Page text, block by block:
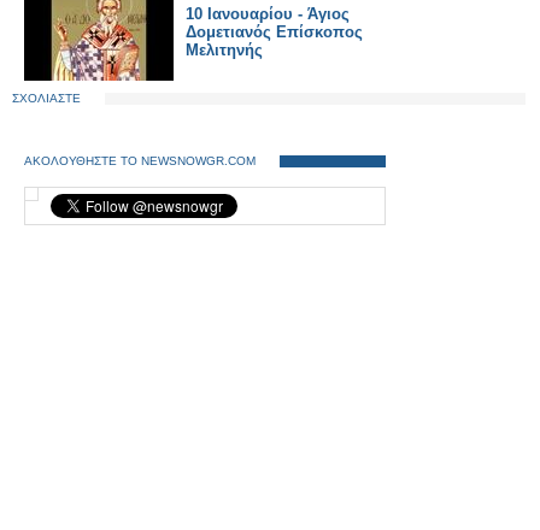
10 Ιανουαρίου - Άγιος
Δομετιανός Επίσκοπος
Μελιτηνής
ΣΧΟΛΙΑΣΤΕ
ΑΚΟΛΟΥΘΗΣΤΕ ΤΟ NEWSNOWGR.COM